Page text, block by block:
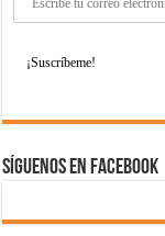
Síguenos en Facebook